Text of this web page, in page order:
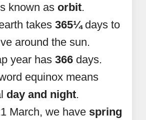
known as orbit.
takes 365¼days to
around the sun.
year has 366 days.
equinox means
day and night.
March, we have spring